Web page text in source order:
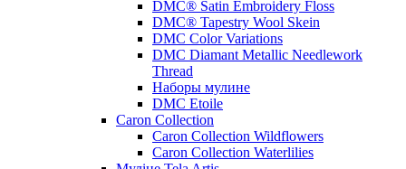
DMC® Satin Embroidery Floss
DMC® Tapestry Wool Skein
DMC Color Variations
DMC Diamant Metallic Needlework
Thread
Наборы мулине
DMC Etoile
Caron Collection
Caron Collection Wildflowers
Caron Collection Waterlilies